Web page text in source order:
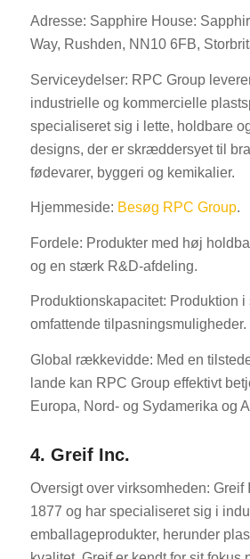
Adresse: Sapphire House:
Way, Rushden, NN10 6FB,
Serviceydelser: RPC Group
industrielle og kommercielle
specialiseret sig i lette, holdbare
designs, der er skræddersyet til
fødevarer, byggeri og kemikalier.
Hjemmeside: Besøg RPC Group.
Fordele: Produkter med høj
og en stærk R&D-afdeling.
Produktionskapacitet: Produktion i
omfattende tilpasningsmuligheder.
Global rækkevidde: Med en
lande kan RPC Group effektivt
Europa, Nord- og Sydamerika og
4. Greif Inc.
Oversigt over virksomheden: Greif
1877 og har specialiseret sig i
emballageprodukter, herunder